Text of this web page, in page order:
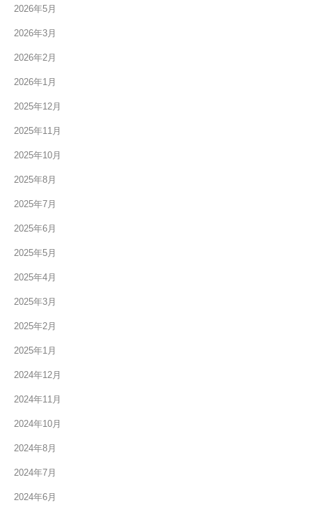
2026年5月
2026年3月
2026年2月
2026年1月
2025年12月
2025年11月
2025年10月
2025年8月
2025年7月
2025年6月
2025年5月
2025年4月
2025年3月
2025年2月
2025年1月
2024年12月
2024年11月
2024年10月
2024年8月
2024年7月
2024年6月